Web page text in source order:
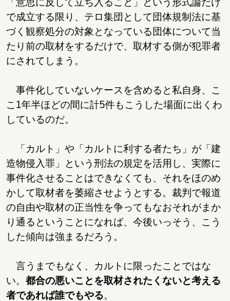
で成立する限り、テロ集団として団体規制法に基
づく観察処分の対象となっている団体について当
たり前の取材をするだけで、取材する側が犯罪者
にされてしまう。
事件化していないケースを含めると私自身、こ
こ1年半ほどの間に計5件もこうした場面に出くわ
しているのだ。
「カルト」や「カルトに利する者たち」が「建
造物侵入罪」という刑法の規定を活用し、実際に
事件化させることはできなくても、それをほのめ
かして取材者を萎縮させようとする。裁判で報道
の自由や取材の正当性を争ってもなおそれがまか
り通るということになれば、今後いっそう、こう
した傾向は強まるだろう。
言うまでもなく、カルトに限ったことではな
い。 都合の悪いことを取材されたくないと考える
者であれば誰でもやる。